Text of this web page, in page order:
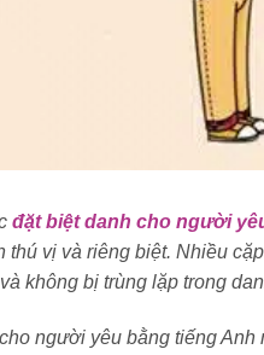
đặt biệt danh cho người
thú vị và riêng biệt. Nhiều
không bị trùng lặp trong
người yêu bằng tiếng